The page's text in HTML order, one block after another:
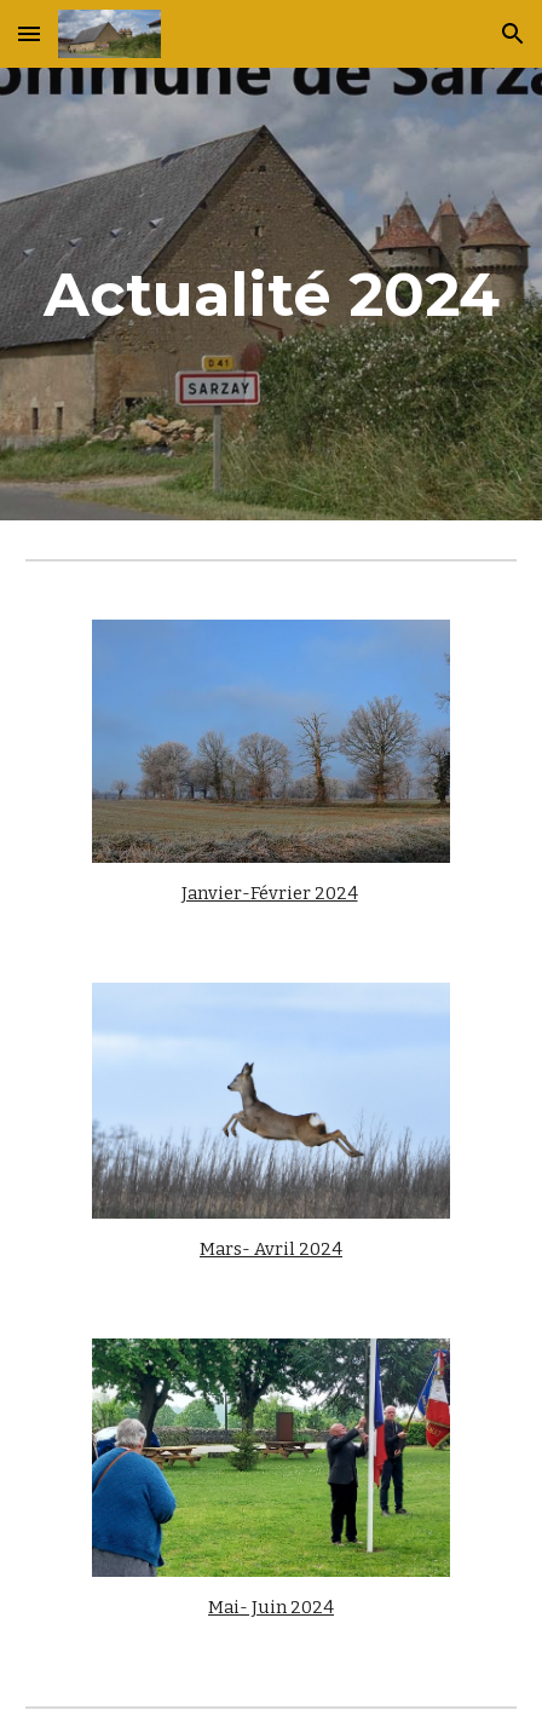
Skip to main content Skip to navigation
Actualité 2024
Janvier-Février 2024
Mars- Avril 2024
Mai- Juin 2024